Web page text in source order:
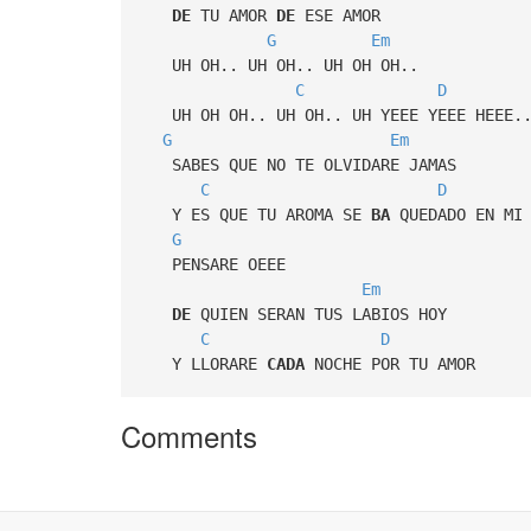
DETU AMOR DEESE AMOR
G
Em
UH OH.. UH OH.. UH OH OH..
C
D
UH OH OH.. UH OH.. UH YEEE YEEE
G
Em
SABES QUE NO TE OLVIDARE JAMAS
C
D
Y ES QUE TU AROMA SE BAQUEDADO EN MI
G
PENSARE OEEE
Em
DEQUIEN SERAN TUS LABIOS HOY
C
D
Y LLORARE CADANOCHE POR TU AMOR
Comments